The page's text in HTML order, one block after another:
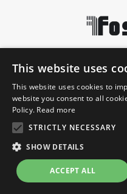
Disano
Jurídico
Informação
© 2026 Disano
This website uses
This website uses cookies to
website you consent to all
Policy. Read more
STRICTLY NECESSARY
SHOW DETAILS
ACCEPT ALL